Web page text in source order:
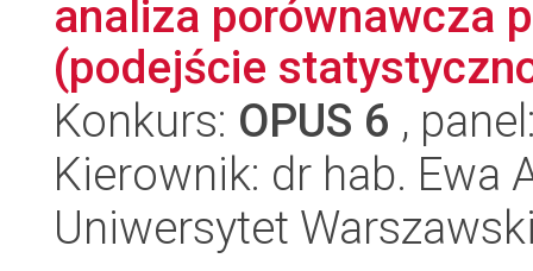
analiza porównawcza
(podejście
Konkurs: OPUS 6 ,
Kierownik: dr hab. Ewa
Uniwersytet